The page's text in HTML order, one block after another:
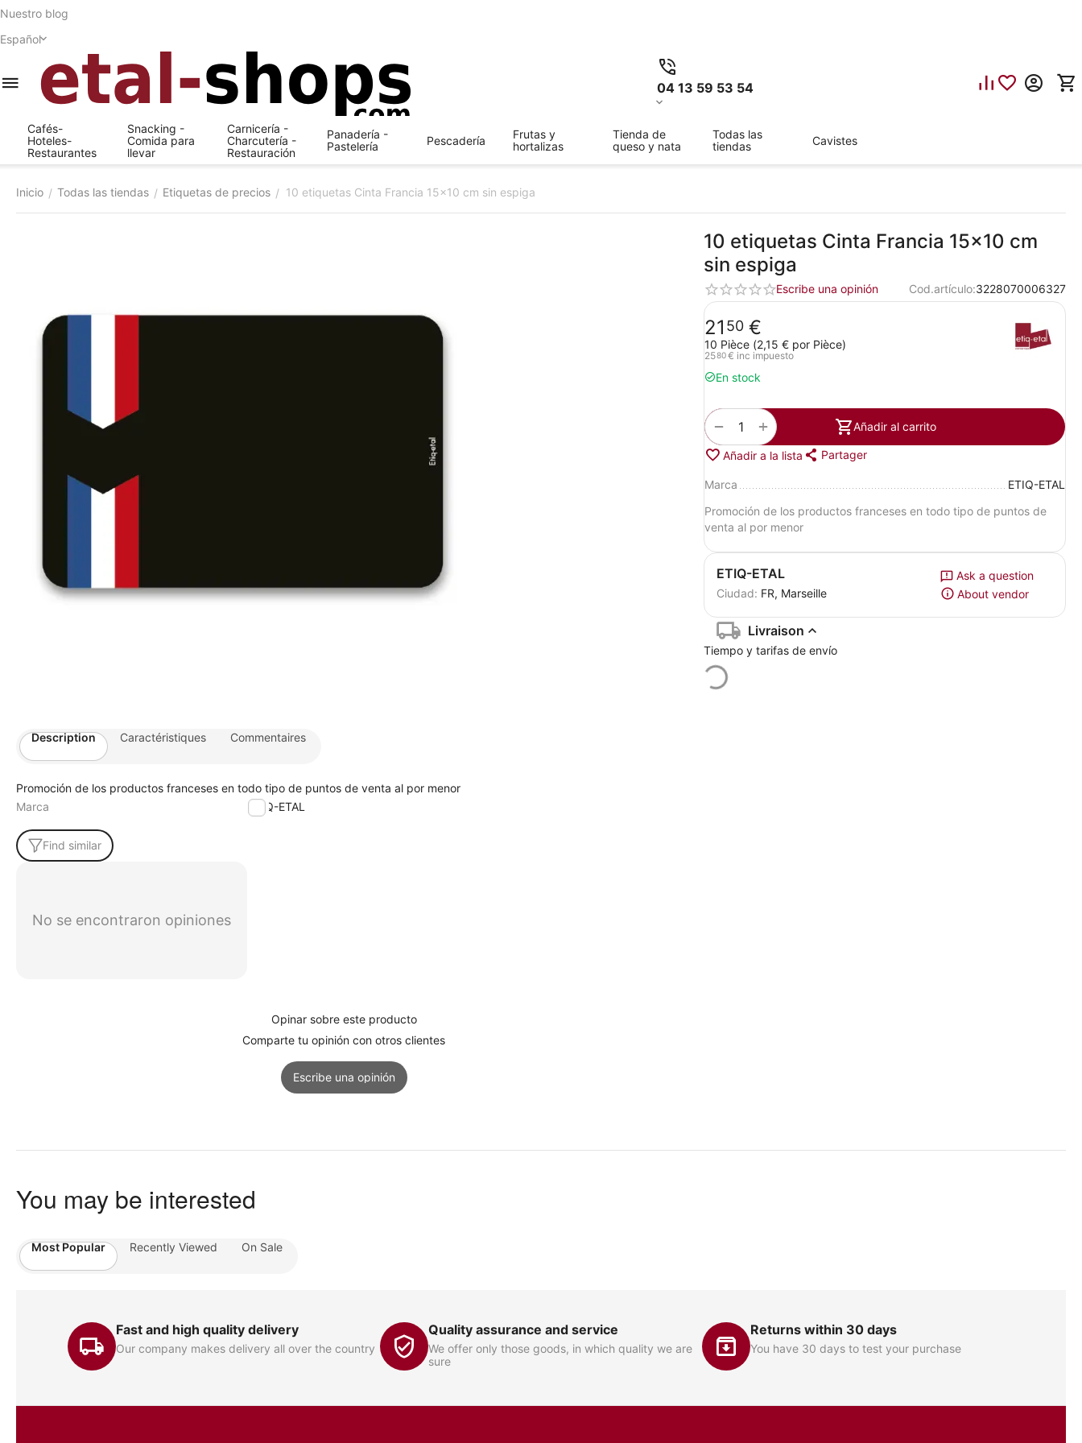
Nuestro blog
Español
04 13 59 53 54
Cafés-
Hoteles-
Restaurantes
Snacking -
Comida para
llevar
Carnicería -
Charcutería -
Restauración
Panadería -
Pastelería
Pescadería
Frutas y
hortalizas
Tienda de
queso y nata
Todas las
tiendas
Cavistes
Inicio / Todas las tiendas / Etiquetas de precios / 10 etiquetas Cinta Francia 15x10 cm sin espiga
10 etiquetas Cinta Francia 15x10 cm
sin espiga
Escribe una opinión Cod.artículo:3228070006327
21 50 €
10 Pièce (2,15 € por Pièce)
2580€ inc impuesto
En stock
+
− Añadir al carrito
Añadir a la lista Partager
Marca
ETIQ-ETAL
Promoción de los productos franceses en todo tipo de puntos de
venta al por menor
ETIQ-ETAL
Ciudad: FR, Marseille
Ask a question
About vendor
Livraison
Tiempo y tarifas de envío
Description Caractéristiques Commentaires
Promoción de los productos franceses en todo tipo de puntos de venta al por menor
Marca
ETIQ-ETAL
Find similar
No se encontraron opiniones
Opinar sobre este producto
Comparte tu opinión con otros clientes
Escribe una opinión
You may be interested
Most Popular Recently Viewed On Sale
Fast and high quality delivery
Our company makes delivery all over the country
Quality assurance and service
We offer only those goods, in which quality we are
sure
Returns within 30 days
You have 30 days to test your purchase